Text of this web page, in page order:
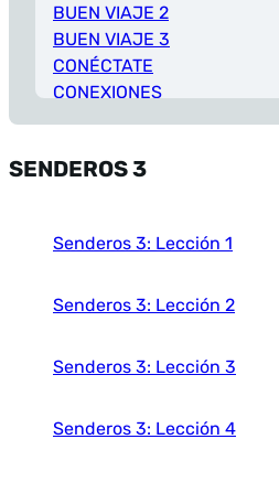
BUEN VIAJE 2
BUEN VIAJE 3
CONÉCTATE
CONEXIONES
DESCUBRE 2
DIME 1
EN CAMINO
EN ESPAñOL 2
ENFOQUES
SENDEROS 3
Senderos 3: Lección 1
Senderos 3: Lección 2
Senderos 3: Lección 3
Senderos 3: Lección 4